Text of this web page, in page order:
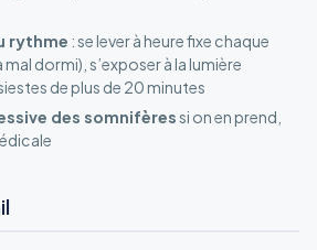
rythme : se lever à heure fixe chaque
dormi), s’exposer à la lumière
de plus de 20 minutes
des somnifèressi on en prend,